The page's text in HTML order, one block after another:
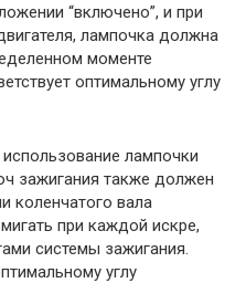
“включено”, и при
лампочка должна
моменте
оптимальному углу
лампочки
зажигания также должен
коленчатого вала
при каждой искре,
системы зажигания.
углу